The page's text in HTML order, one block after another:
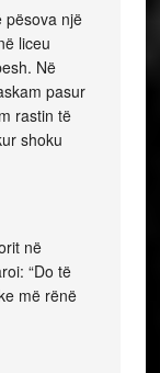
pësova një
liceu
Në
pasur
rastin të
shoku
në
“Do të
më rënë